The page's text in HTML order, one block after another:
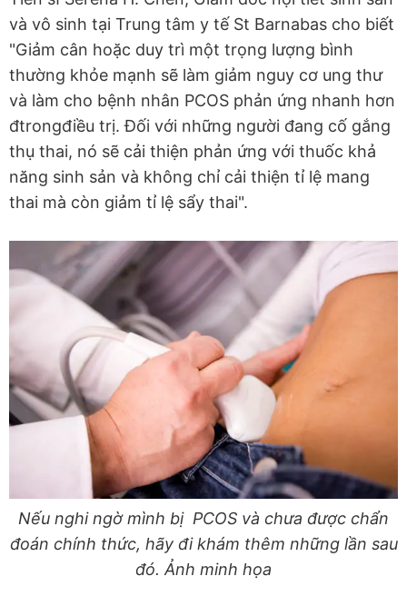
và vô sinh tại Trung tâm y tế St Barnabas cho biết
"Giảm cân hoặc duy trì một trọng lượng bình
thường khỏe mạnh sẽ làm giảm nguy cơ ung thư
và làm cho bệnh nhân PCOS phản ứng nhanh hơn
đtrongđiều trị. Đối với những người đang cố gắng
thụ thai, nó sẽ cải thiện phản ứng với thuốc khả
năng sinh sản và không chỉ cải thiện tỉ lệ mang
thai mà còn giảm tỉ lệ sẩy thai".
Nếu nghi ngờ mình bị PCOS và chưa được chẩn
đoán chính thức, hãy đi khám thêm những lần sau
đó. Ảnh minh họa